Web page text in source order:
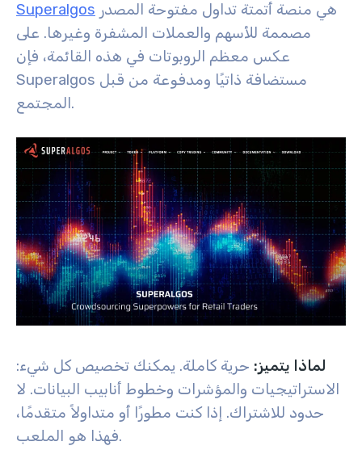
Superalgos
مصممة للأسهم والعملات المشفرة وغيرها. على
عكس معظم الروبوتات في هذه القائمة، فإن
Superalgos مستضافة ذاتيًا ومدفوعة من قبل
المجتمع.
لماذا يتميز: حرية كاملة. يمكنك تخصيص كل شيء:
الاستراتيجيات والمؤشرات وخطوط أنابيب البيانات. لا
حدود للاشتراك. إذا كنت مطورًا أو متداولاً متقدمًا،
فهذا هو الملعب.